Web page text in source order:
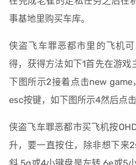
事基地里购买车库。
侠盗飞车罪恶都市里的飞机
得，获得方法如下1首先在游
下图所示2接着点击new
esc按键，如下图所示4然后点击
侠盗飞车罪恶都市买飞机按
升，要一直按住，除非想下来